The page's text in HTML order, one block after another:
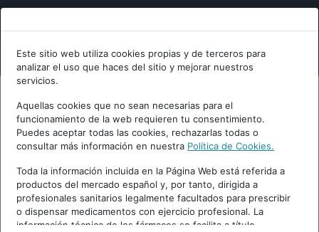
Este sitio web utiliza cookies propias y de terceros para
analizar el uso que haces del sitio y mejorar nuestros
servicios.
Aquellas cookies que no sean necesarias para el
funcionamiento de la web requieren tu consentimiento.
Puedes aceptar todas las cookies, rechazarlas todas o
consultar más información en nuestra Política de Cookies.
Toda la información incluida en la Página Web está referida a
productos del mercado español y, por tanto, dirigida a
profesionales sanitarios legalmente facultados para prescribir
o dispensar medicamentos con ejercicio profesional. La
información técnica de los fármacos se facilita a título